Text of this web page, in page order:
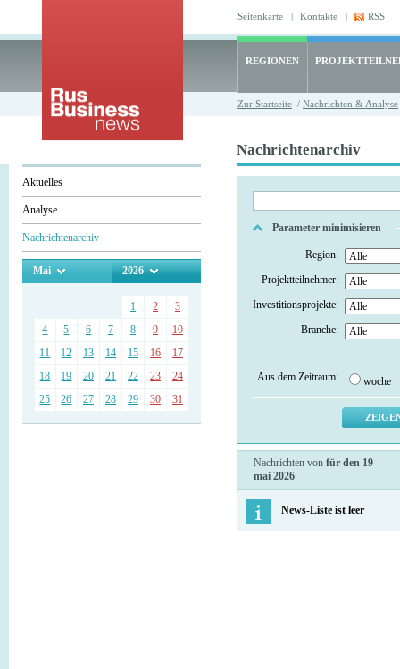
Seitenkarte | Kontakte | RSS
REGIONEN
Zur Startseite / Nachrichten & Analyse
Aktuelles
Analyse
Nachrichtenarchiv
Mai 2026
1 2
3
4
5 6 7 8 9
10
11
12 13 14 15 16
17
18
19 20 21 22 23
24
25
26 27 28 29 30 31
Nachrichtenarchiv
Parameter minimisieren
Region:
Projektteilnehmer:
Investitionsprojekte:
Branche:
Aus dem Zeitraum: woche
Nachrichten von für den 19
mai 2026
News-Liste ist leer